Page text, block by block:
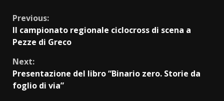
Continue
Reading
Previous:
Il campionato regionale ciclocross di scena a
Pezze di Greco
Next:
Presentazione del libro “Binario zero. Storie da
foglio di via”